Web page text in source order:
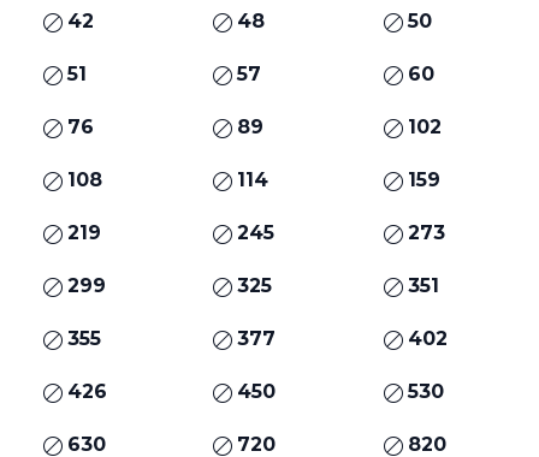
42 48 50
51 57 60
76 89 102
108 114 159
219 245 273
299 325 351
355 377 402
426 450 530
630 720 820